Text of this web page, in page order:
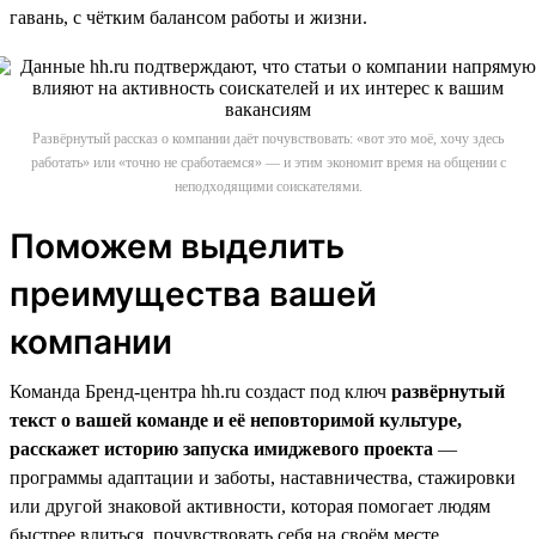
гавань, с чётким балансом работы и жизни.
Развёрнутый рассказ о компании даёт почувствовать: «вот это моё, хочу здесь
работать» или «точно не сработаемся» — и этим экономит время на общении с
неподходящими соискателями.
Поможем выделить
преимущества вашей
компании
Команда Бренд-центра hh.ru создаст под ключ развёрнутый
текст о вашей команде и её неповторимой культуре,
расскажет историю запуска имиджевого проекта —
программы адаптации и заботы, наставничества, стажировки
или другой знаковой активности, которая помогает людям
быстрее влиться, почувствовать себя на своём месте